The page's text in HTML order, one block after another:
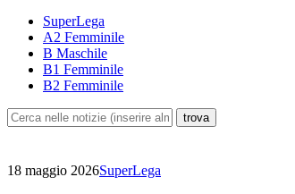
SuperLega
A2 Femminile
B Maschile
B1 Femminile
B2 Femminile
18 maggio 2026SuperLega